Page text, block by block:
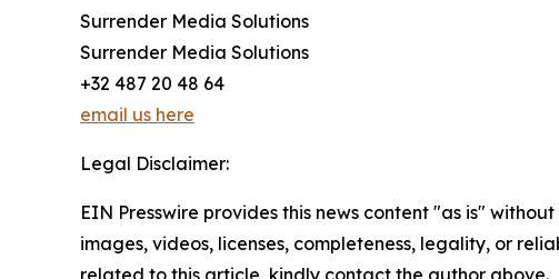
Surrender Media Solutions
Surrender Media Solutions
+32 487 20 48 64
email us here
Legal Disclaimer:
EIN Presswire provides this news content "as is"
images, videos, licenses, completeness, legality, or